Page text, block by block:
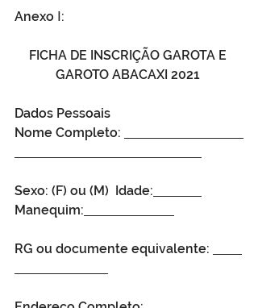
Anexo Ⅰ:
FICHA DE INSCRIÇÃO GAROTA E
GAROTO ABACAXI 2021
Dados Pessoais
Nome Completo:
Sexo: (F) ou (M)  Idade:
Manequim:
RG ou documente equivalente: